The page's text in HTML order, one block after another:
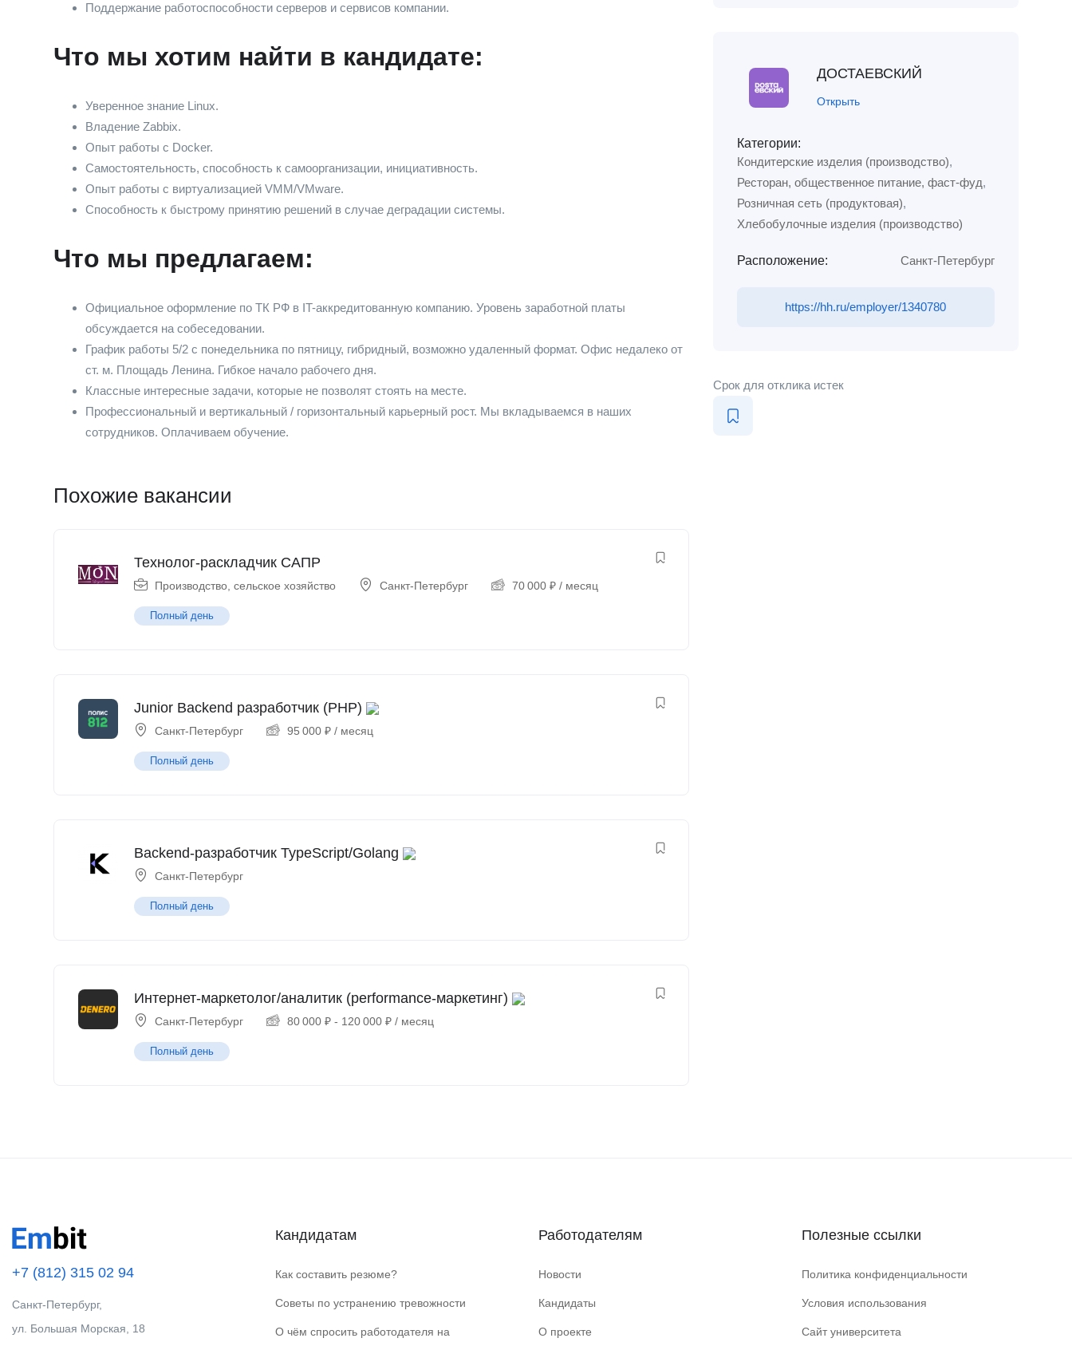
Поддержание работоспособности серверов и сервисов компании.
Что мы хотим найти в кандидате:
Уверенное знание Linux.
Владение Zabbix.
Опыт работы с Docker.
Самостоятельность, способность к самоорганизации, инициативность.
Опыт работы с виртуализацией VMM/VMware.
Способность к быстрому принятию решений в случае деградации системы.
Что мы предлагаем:
Официальное оформление по ТК РФ в IT-аккредитованную компанию. Уровень заработной платы
обсуждается на собеседовании.
График работы 5/2 с понедельника по пятницу, гибридный, возможно удаленный формат. Офис недалеко от
ст. м. Площадь Ленина. Гибкое начало рабочего дня.
Классные интересные задачи, которые не позволят стоять на месте.
Профессиональный и вертикальный / горизонтальный карьерный рост. Мы вкладываемся в наших
сотрудников. Оплачиваем обучение.
Похожие вакансии
Технолог-раскладчик САПР
Производство, сельское хозяйство Санкт-Петербург 70 000 ₽ / месяц
Полный день
Junior Backend разработчик (PHP)
Санкт-Петербург 95 000 ₽ / месяц
Полный день
Backend-разработчик TypeScript/Golang
Санкт-Петербург
Полный день
Интернет-маркетолог/аналитик (performance-маркетинг)
Санкт-Петербург 80 000 ₽ - 120 000 ₽ / месяц
Полный день
ДОСТАЕВСКИЙ
Открыть
Категории:
Кондитерские изделия (производство),
Ресторан, общественное питание, фаст-фуд,
Розничная сеть (продуктовая),
Хлебобулочные изделия (производство)
Расположение: Санкт-Петербург
https://hh.ru/employer/1340780
Срок для отклика истек
+7 (812) 315 02 94
Санкт-Петербург,
ул. Большая Морская, 18
Кандидатам
Как составить резюме?
Советы по устранению тревожности
О чём спросить работодателя на
Работодателям
Новости
Кандидаты
О проекте
Полезные ссылки
Политика конфиденциальности
Условия использования
Сайт университета